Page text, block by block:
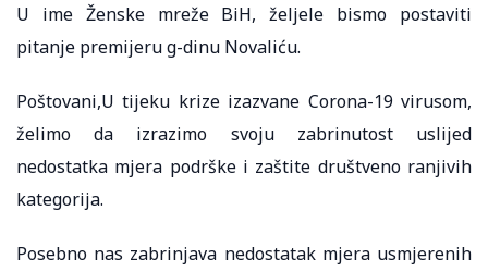
U ime Ženske mreže BiH, željele bismo postaviti
pitanje premijeru g-dinu Novaliću.
Poštovani,U tijeku krize izazvane Corona-19 virusom,
želimo da izrazimo svoju zabrinutost uslijed
nedostatka mjera podrške i zaštite društveno ranjivih
kategorija.
Posebno nas zabrinjava nedostatak mjera usmjerenih